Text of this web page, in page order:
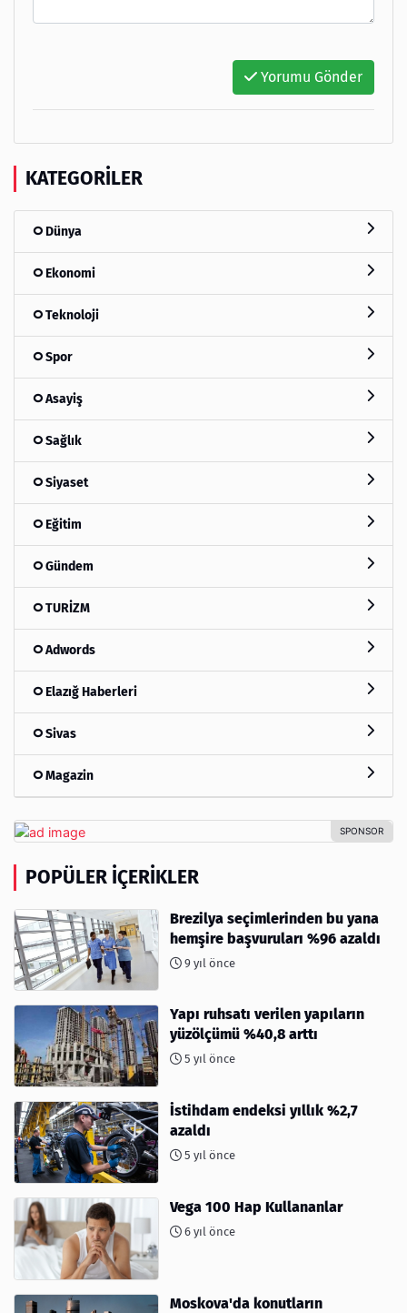
Yorumu Gönder
KATEGORILER
Dünya
Ekonomi
Teknoloji
Spor
Asayiş
Sağlık
Siyaset
Eğitim
Gündem
TURİZM
Adwords
Elazığ Haberleri
Sivas
Magazin
POPÜLER İÇERIKLER
Brezilya seçimlerinden bu yana
hemşire başvuruları %96 azaldı
9 yıl önce
Yapı ruhsatı verilen yapıların
yüzölçümü %40,8 arttı
5 yıl önce
İstihdam endeksi yıllık %2,7
azaldı
5 yıl önce
Vega 100 Hap Kullananlar
6 yıl önce
Moskova'da konutların